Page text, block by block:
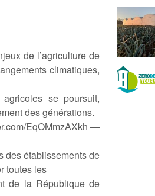
de l’agriculture de
climatiques,
se poursuit,
des générations.
EqOMmzAXkh —
des établissements de
toutes les
de la République de